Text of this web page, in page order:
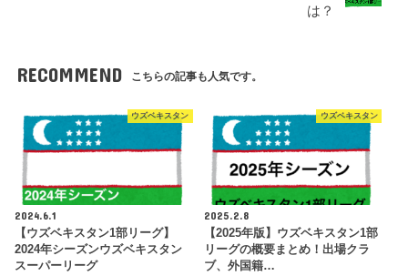
は？
RECOMMEND こちらの記事も人気です。
ウズベキスタン
2024.6.1
【ウズベキスタン1部リーグ】
2024年シーズンウズベキスタン
スーパーリーグ
ウズベキスタン
2025.2.8
【2025年版】ウズベキスタン1部
リーグの概要まとめ！出場クラ
ブ、外国籍…